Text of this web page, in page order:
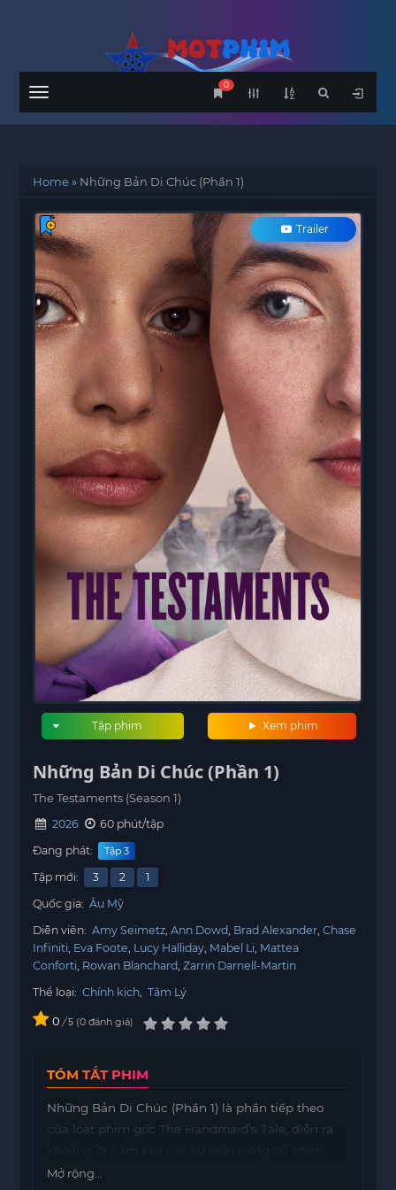
Menu
0
Home» Những Bản Di Chúc (Phần 1)
Trailer
Xem phim
Tập phim
Những Bản Di Chúc (Phần 1)
The Testaments (Season 1)
2026
60 phút/tập
Đang phát:
Tập 3
Tập mới: 3 2
1
Quốc gia: Âu Mỹ
Diễn viên: Amy Seimetz Ann Dowd Brad Alexander Chase
Infiniti Eva Foote Lucy Halliday Mabel Li Mattea
Conforti Rowan Blanchard Zarrin Darnell-Martin
Thể loại: Chính kịch Tâm Lý
0 / 5 0 đánh giá
TÓM TẮT PHIM
Những Bản Di Chúc (Phần 1) là phần tiếp theo
của loạt phim gốc The Handmaid’s Tale, diễn ra
ban đầu. Câu chuyện xảy ra trong chế độ thần
Mở rộng...